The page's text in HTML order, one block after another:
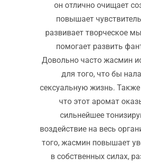
он отлично очищает
повышает
развивает творческое
помогает развить
Довольно часто жасмин
для того, что бы
сексуальную жизнь. Также
что этот аромат
сильнейшее
воздействие на весь
того, жасмин повышает
в собственных силах,